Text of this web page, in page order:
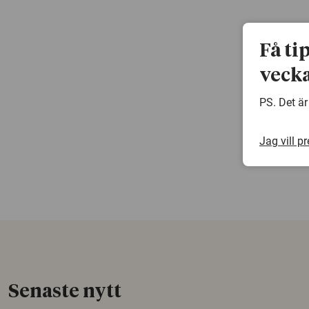
Senaste nytt
Få
PS. Det
Jag vill